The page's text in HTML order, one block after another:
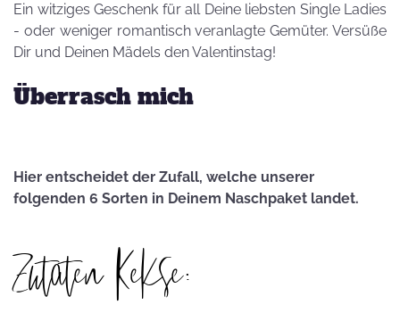
Ein witziges Geschenk für all Deine liebsten Single Ladies
- oder weniger romantisch veranlagte Gemüter. Versüße
Dir und Deinen Mädels den Valentinstag!
Überrasch mich
Hier entscheidet der Zufall, welche unserer
folgenden 6 Sorten in Deinem Naschpaket landet.
Zutaten Kekse: